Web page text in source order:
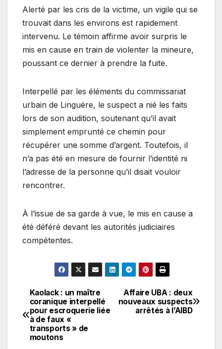
Alerté par les cris de la victime, un vigile qui se
trouvait dans les environs est rapidement
intervenu. Le témoin affirme avoir surpris le
mis en cause en train de violenter la mineure,
poussant ce dernier à prendre la fuite.
Interpellé par les éléments du commissariat
urbain de Linguère, le suspect a nié les faits
lors de son audition, soutenant qu’il avait
simplement emprunté ce chemin pour
récupérer une somme d’argent. Toutefois, il
n’a pas été en mesure de fournir l’identité ni
l’adresse de la personne qu’il disait vouloir
rencontrer.
À l’issue de sa garde à vue, le mis en cause a
été déféré devant les autorités judiciaires
compétentes.
Navigation
de
l’article
Affaire UBA : deux
nouveaux suspects
arrêtés à l’AIBD
Kaolack : un maître
coranique interpellé
pour escroquerie liée
à de faux «
transports » de
moutons